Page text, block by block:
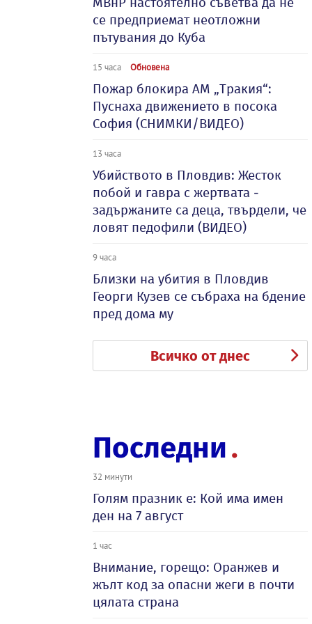
се предприемат неотложни
пътувания до Куба
15 часа Обновена
Пожар блокира АМ „Тракия“:
Пуснаха движението в посока
София (СНИМКИ/ВИДЕО)
13 часа
Убийството в Пловдив: Жесток
побой и гавра с жертвата -
задържаните са деца, твърдели, че
ловят педофили (ВИДЕО)
9 часа
Близки на убития в Пловдив
Георги Кузев се събраха на бдение
пред дома му
Всичко от днес
Последни
32 минути
Голям празник е: Кой има имен
ден на 7 август
1 час
Внимание, горещо: Оранжев и
жълт код за опасни жеги в почти
цялата страна